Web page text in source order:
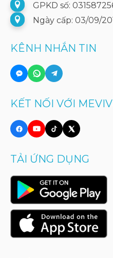
GPKD số:
Ngày cấp: 03/09/
KÊNH NHẮN TIN
KẾT NỐI VỚI
TẢI ỨNG DỤNG